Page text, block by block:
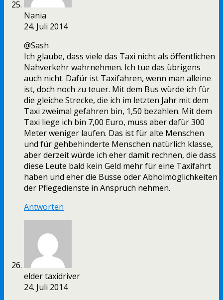
Nania
24. Juli 2014
@Sash
Ich glaube, dass viele das Taxi nicht als öffentlichen
Nahverkehr wahrnehmen. Ich tue das übrigens
auch nicht. Dafür ist Taxifahren, wenn man alleine
ist, doch noch zu teuer. Mit dem Bus würde ich für
die gleiche Strecke, die ich im letzten Jahr mit dem
Taxi zweimal gefahren bin, 1,50 bezahlen. Mit dem
Taxi liege ich bin 7,00 Euro, muss aber dafür 300
Meter weniger laufen. Das ist für alte Menschen
und für gehbehinderte Menschen natürlich klasse,
aber derzeit würde ich eher damit rechnen, die dass
diese Leute bald kein Geld mehr für eine Taxifahrt
haben und eher die Busse oder Abholmöglichkeiten
der Pflegedienste in Anspruch nehmen.
Antworten
elder taxidriver
24. Juli 2014